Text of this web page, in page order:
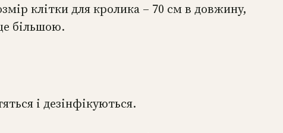
клітки для кролика – 70 см в довжину,
більшою.
і дезінфікуються.